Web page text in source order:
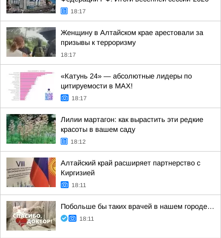
18:17
Женщину в Алтайском крае арестовали за
призывы к терроризму
18:17
«Катунь 24» — абсолютные лидеры по
цитируемости в MAX!
18:17
Лилии мартагон: как вырастить эти редкие
красоты в вашем саду
18:12
Алтайский край расширяет партнерство с
Киргизией
18:11
Побольше бы таких врачей в нашем городе…
18:11